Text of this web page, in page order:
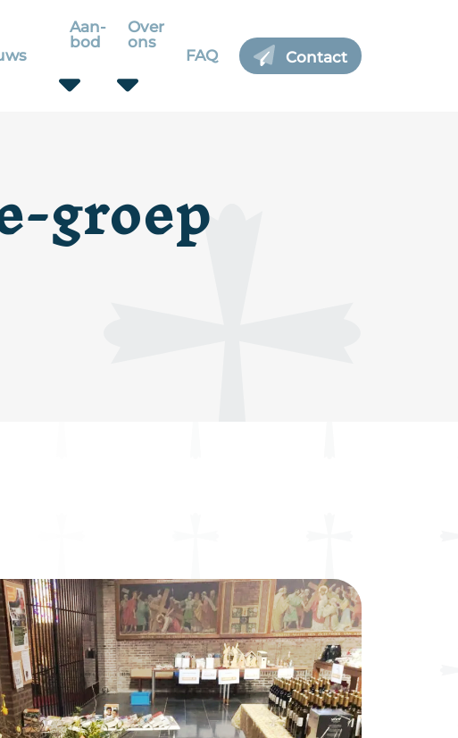
Aan-
bod
Over
ons
FAQ Contact
groep